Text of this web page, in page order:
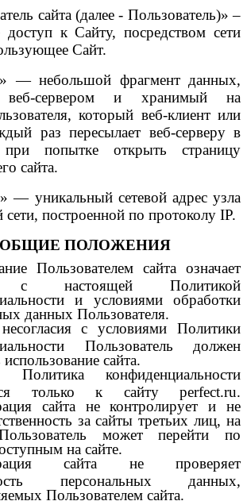
сайта (далее ‑ Пользователь)» –
к Сайту, посредством сети
Сайт.
— небольшой фрагмент данных,
веб-сервером и хранимый на
который веб-клиент или
раз пересылает веб-серверу в
при попытке открыть страницу
сайта.
— уникальный сетевой адрес узла
построенной по протоколу IP.
ОБЩИЕ ПОЛОЖЕНИЯ
Пользователем сайта означает
с настоящей Политикой
и условиями обработки
данных Пользователя.
с условиями Политики
Пользователь должен
сайта.
Политика конфиденциальности
только к сайту perfect.ru.
сайта не контролирует и не
за сайты третьих лиц, на
может перейти по
на сайте.
сайта не проверяет
персональных данных,
Пользователем сайта.